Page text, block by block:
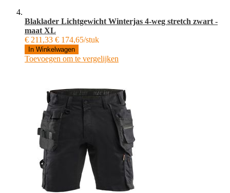
Blaklader Lichtgewicht Winterjas 4-weg stretch zwart -
maat XL
€ 211,33 € 174,65/stuk
In Winkelwagen
Toevoegen om te vergelijken